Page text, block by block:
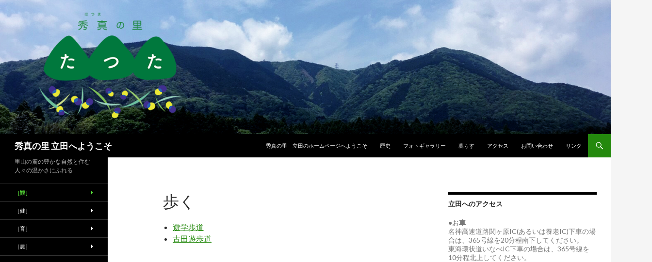
秀真の里 立田へようこそ
秀真の里 立田のホームページへようこそ
歴史 フォトギャラリー 暮らす アクセス お問い合わせ リンク
歩く
遊学歩道
古田遊歩道
立田へのアクセス
●お車
名神高速道路関ヶ原IC(あるいは養老IC)下車の場
合は、365号線を20分程南下してください。
東海環状道いなべIC下車の場合は、365号線を
10分程北上してください。
里山の麓の豊かな自然と住む
人々の温かさにふれる
［観］
［健］
［育］
［農］